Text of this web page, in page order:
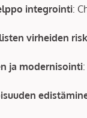
integrointi:
virheiden
ja modernisointi